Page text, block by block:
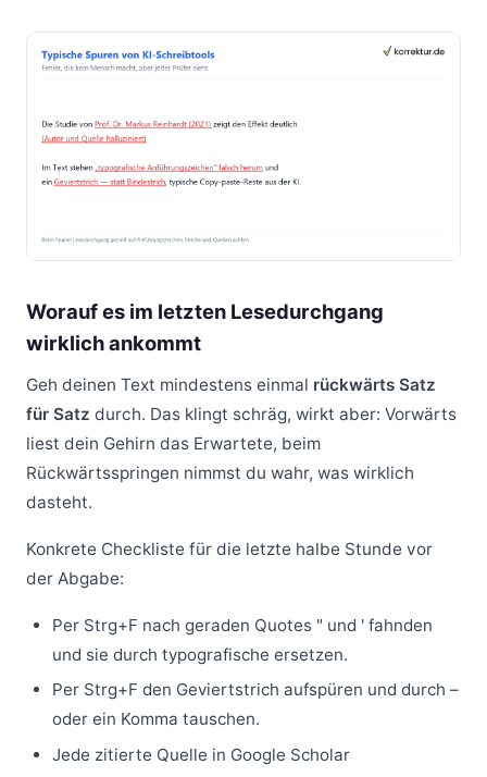
Worauf es im letzten Lesedurchgang
wirklich ankommt
Geh deinen Text mindestens einmal rückwärts Satz
für Satz durch. Das klingt schräg, wirkt aber: Vorwärts
liest dein Gehirn das Erwartete, beim
Rückwärtsspringen nimmst du wahr, was wirklich
dasteht.
Konkrete Checkliste für die letzte halbe Stunde vor
der Abgabe:
Per Strg+F nach geraden Quotes " und ' fahnden
und sie durch typografische ersetzen.
Per Strg+F den Geviertstrich aufspüren und durch –
oder ein Komma tauschen.
Jede zitierte Quelle in Google Scholar